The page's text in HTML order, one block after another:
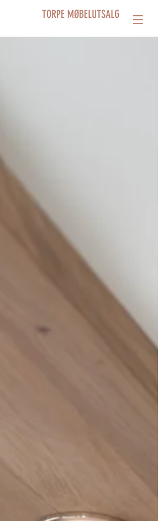
TORPE MØBELUTSALG